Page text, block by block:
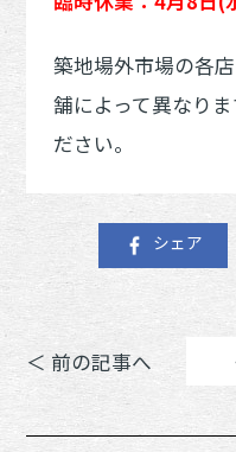
築地場外市場の各
舗によって異なり
ださい。
シェア
＜ 前の記事へ